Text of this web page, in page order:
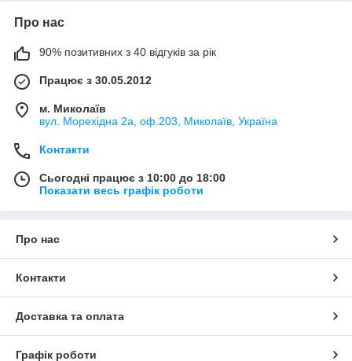
Про нас
90% позитивних з 40 відгуків за рік
Працює з 30.05.2012
м. Миколаїв
вул. Морехідна 2а, оф.203, Миколаїв, Україна
Контакти
Сьогодні працює з 10:00 до 18:00
Показати весь графік роботи
Про нас
Контакти
Доставка та оплата
Графік роботи